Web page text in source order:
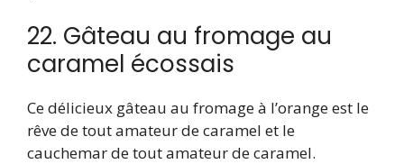
22. Gâteau au fromage au
caramel écossais
Ce délicieux gâteau au fromage à l’orange est le
rêve de tout amateur de caramel et le
cauchemar de tout amateur de caramel.